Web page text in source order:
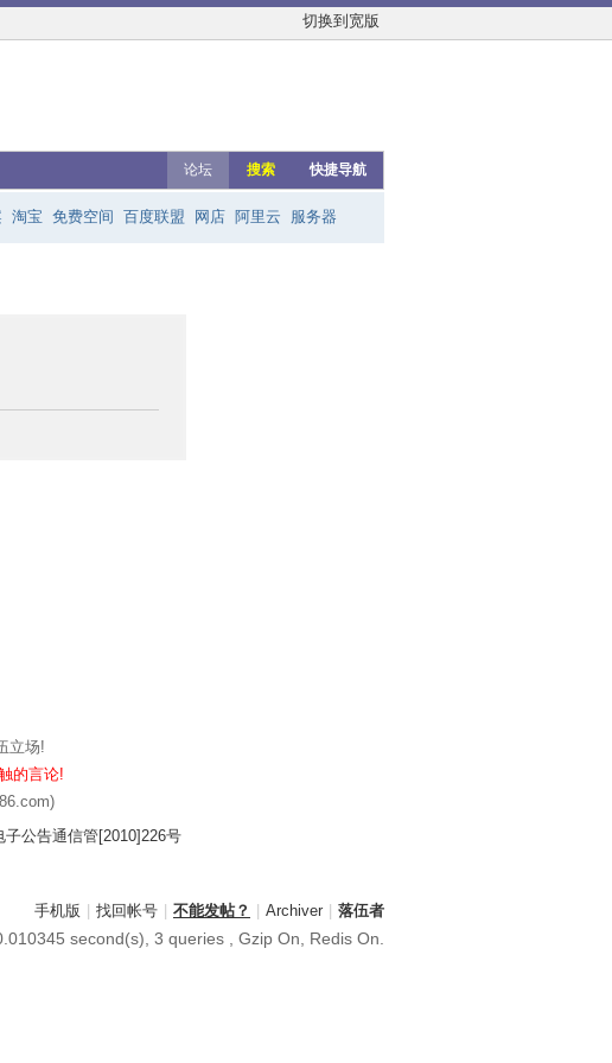
切换到宽版
论坛 搜索 快捷导航
淘宝 免费空间 百度联盟 网店 阿里云 服务器
立场!
的言论!
子公告通信管[2010]226号
手机版 找回帐号 不能发帖？ Archiver 落伍者
second(s), 3 queries , Gzip On, Redis On.